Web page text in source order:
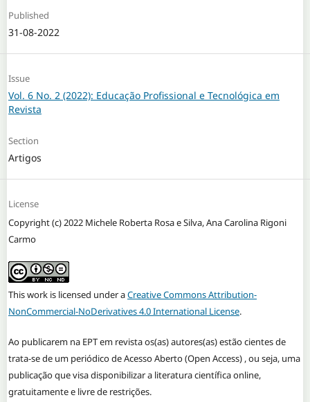
Published
31-08-2022
Issue
Vol. 6 No. 2 (2022): Educação Profissional e Tecnológica em
Revista
Section
Artigos
License
Copyright (c) 2022 Michele Roberta Rosa e Silva, Ana Carolina Rigoni
Carmo
This work is licensed under aCreative Commons Attribution-
NonCommercial-NoDerivatives 4.0 International License.
Ao publicarem na EPT em revista os(as) autores(as) estão cientes de
trata-se de um periódico de Acesso Aberto (Open Access) , ou seja, uma
publicação que visa disponibilizar a literatura científica online,
gratuitamente e livre de restrições.